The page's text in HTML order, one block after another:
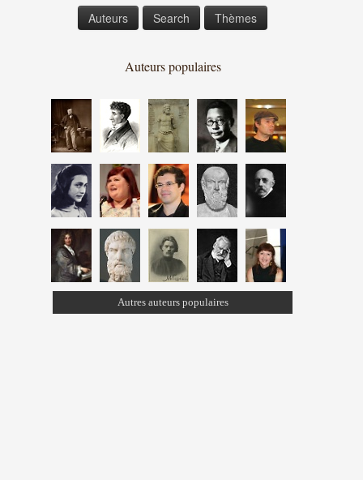
Auteurs Search Thèmes
Auteurs populaires
Autres auteurs populaires